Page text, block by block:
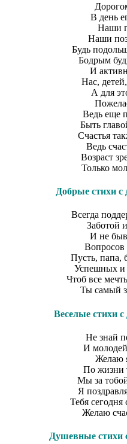
В день
Наши
Наши
Будь
Бодрым
И
Нас,
А для
Ведь еще
Быть
Счастья
Ведь
Возраст
Только
Добрые стихи с
Всегда
Заботой
И не
Пусть, папа,
Успешных и
Чтоб все
Ты самый
Веселые стихи
Не знай
И молодей
Желаю
По жизни
Мы за
Я
Тебя
Желаю
​Душевные стихи